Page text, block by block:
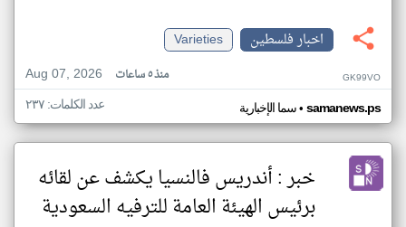
اخبار فلسطين
Varieties
Aug 07, 2026
منذ ٥ ساعات GK99VO
سما الإخبارية• samanews.ps عدد الكلمات: ٢٣٧
خبر : أندريس فالنسيا يكشف عن لقائه
برئيس الهيئة العامة للترفيه السعودية